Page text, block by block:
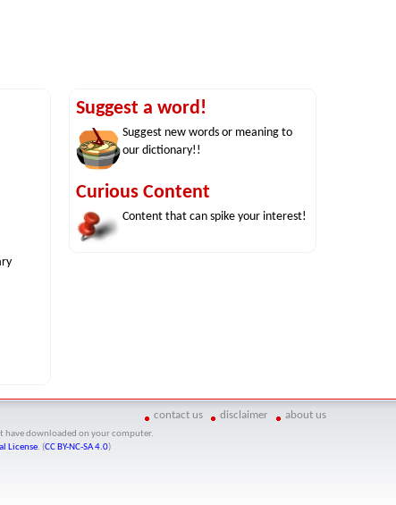
Suggest a word!
Suggest new words or meaning to
our dictionary!!
Curious Content
Content that can spike your interest!
contact us disclaimer about us
have downloaded on your computer.
License. (CC BY-NC-SA 4.0)